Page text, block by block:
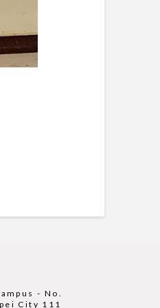
- No.
City 111